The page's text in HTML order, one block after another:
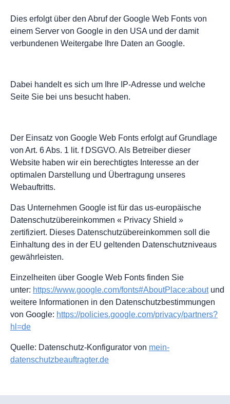
Dies erfolgt über den Abruf der Google Web Fonts von
einem Server von Google in den USA und der damit
verbundenen Weitergabe Ihre Daten an Google.
Dabei handelt es sich um Ihre IP-Adresse und welche
Seite Sie bei uns besucht haben.
Der Einsatz von Google Web Fonts erfolgt auf Grundlage
von Art. 6 Abs. 1 lit. f DSGVO. Als Betreiber dieser
Website haben wir ein berechtigtes Interesse an der
optimalen Darstellung und Übertragung unseres
Webauftritts.
Das Unternehmen Google ist für das us-europäische
Datenschutzübereinkommen « Privacy Shield »
zertifiziert. Dieses Datenschutzübereinkommen soll die
Einhaltung des in der EU geltenden Datenschutzniveaus
gewährleisten.
Einzelheiten über Google Web Fonts finden Sie
unter: https://www.google.com/fonts#AboutPlace:aboutund
weitere Informationen in den Datenschutzbestimmungen
von Google: https://policies.google.com/privacy/partners?
hl=de
Quelle: Datenschutz-Konfigurator von mein-
datenschutzbeauftragter.de